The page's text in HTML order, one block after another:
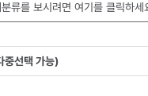
류를 보시려면 여기를 클릭하세
중선택 가능)